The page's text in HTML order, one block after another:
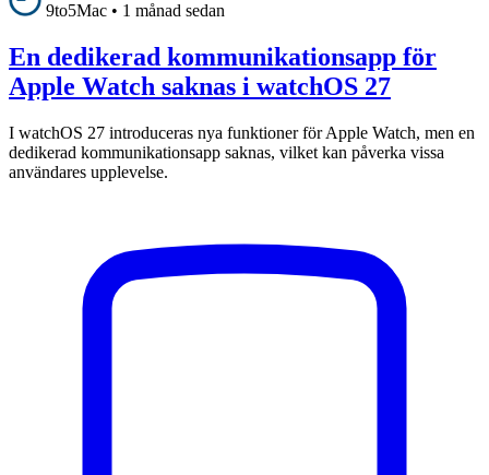
9to5Mac • 1 månad sedan
En dedikerad kommunikationsapp för
Apple Watch saknas i watchOS 27
I watchOS 27 introduceras nya funktioner för Apple Watch, men en
dedikerad kommunikationsapp saknas, vilket kan påverka vissa
användares upplevelse.